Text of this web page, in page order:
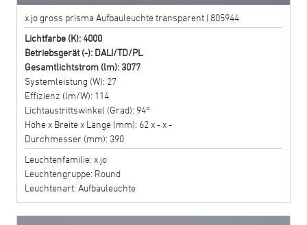
x.jo gross prisma Aufbauleuchte transparent | 805944
Lichtfarbe (K): 4000
Betriebsgerät (-): DALI/TD/PL
Gesamtlichtstrom (lm): 3077
Systemleistung (W): 27
Effizienz (lm/W): 114
Lichtaustrittswinkel (Grad): 94°
Höhe x Breite x Länge (mm): 62 x - x -
Durchmesser (mm): 390
Leuchtenfamilie: x.jo
Leuchtengruppe: Round
Leuchtenart: Aufbauleuchte